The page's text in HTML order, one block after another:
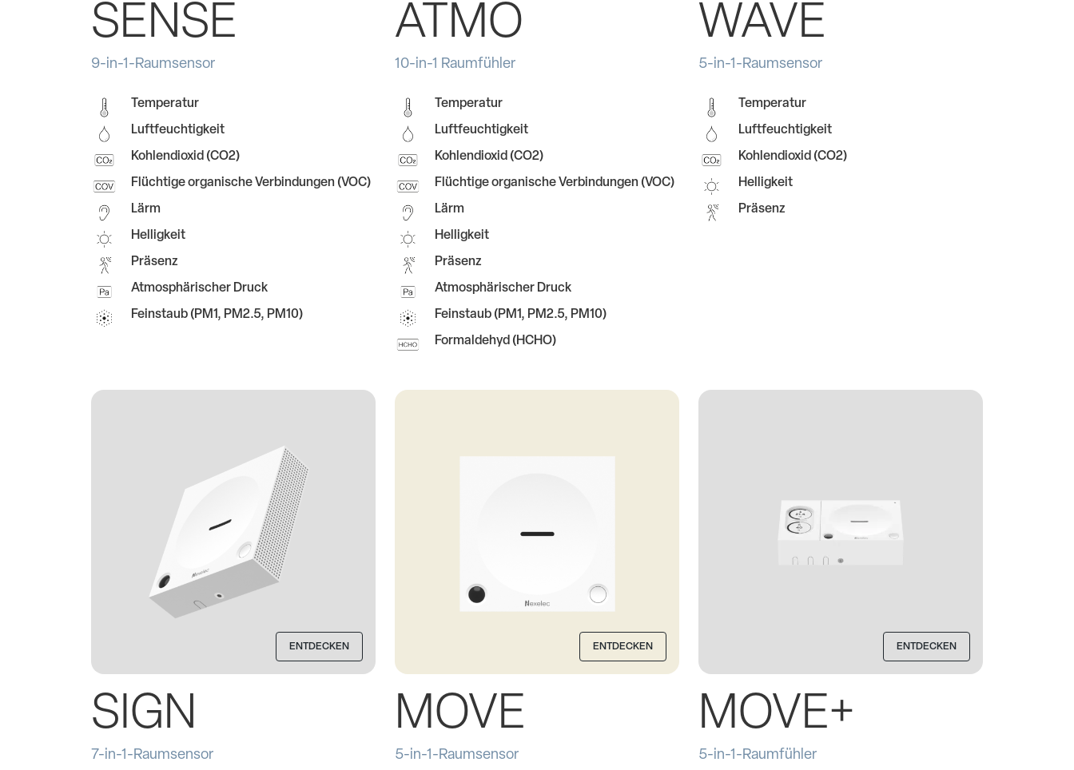
SENSE
9-in-1-Raumsensor
Temperatur
Luftfeuchtigkeit
Kohlendioxid (CO2)
Flüchtige organische Verbindungen (VOC)
Lärm
Helligkeit
Präsenz
Atmosphärischer Druck
Feinstaub (PM1, PM2.5, PM10)
ATMO
10-in-1 Raumfühler
Temperatur
Luftfeuchtigkeit
Kohlendioxid (CO2)
Flüchtige organische Verbindungen (VOC)
Lärm
Helligkeit
Präsenz
Atmosphärischer Druck
Feinstaub (PM1, PM2.5, PM10)
Formaldehyd (HCHO)
WAVE
5-in-1-Raumsensor
Temperatur
Luftfeuchtigkeit
Kohlendioxid (CO2)
Helligkeit
Präsenz
ENTDECKEN
SIGN
7-in-1-Raumsensor
ENTDECKEN
MOVE
5-in-1-Raumsensor
ENTDECKEN
MOVE+
5-in-1-Raumfühler